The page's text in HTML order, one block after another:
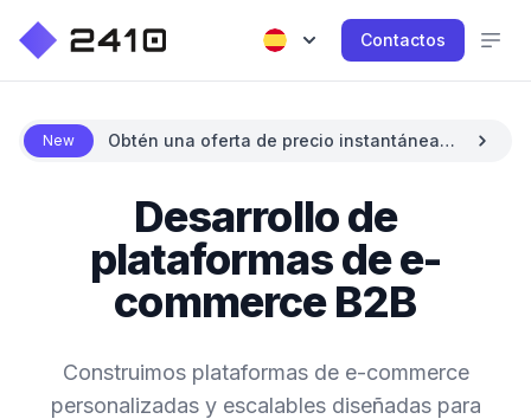
Contactos
New
Obtén una oferta de precio instantánea
Desarrollo de
plataformas de e-
commerce B2B
Construimos plataformas de e-commerce
personalizadas y escalables diseñadas para